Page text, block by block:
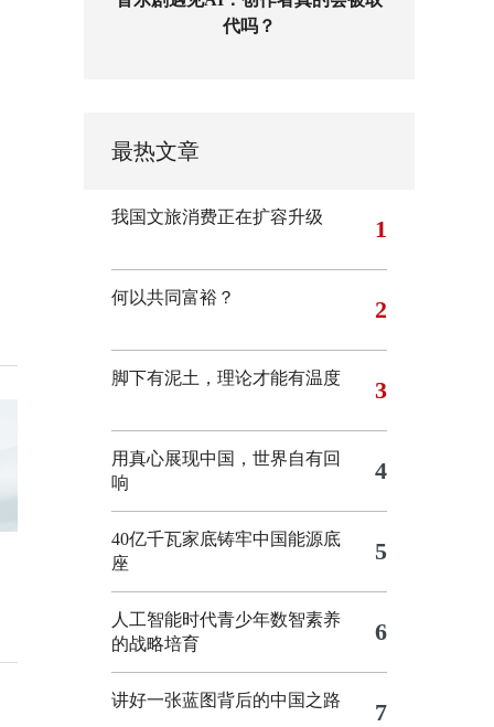
代吗？
最热文章
我国文旅消费正在扩容升级 1
何以共同富裕？ 2
脚下有泥土，理论才能有温度 3
用真心展现中国，世界自有回
响
4
40亿千瓦家底铸牢中国能源底
座
5
人工智能时代青少年数智素养
的战略培育
6
讲好一张蓝图背后的中国之路 7